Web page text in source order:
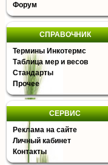
Форум
СПРАВОЧНИК
Термины Инкотермс
Таблица мер и весов
Стандарты
Прочее
СЕРВИС
Реклама на сайте
Личный кабинет
Контакты